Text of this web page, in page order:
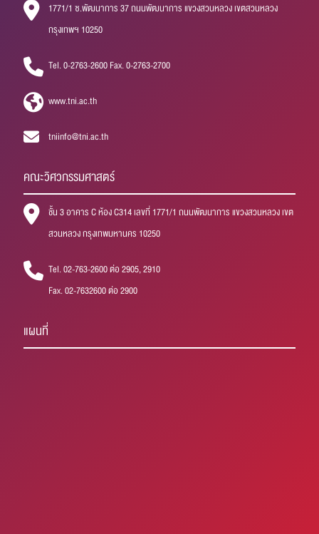
1771/1 ซ.พัฒนาการ 37 ถนนพัฒนาการ แขวงสวนหลวง เขตสวนหลวง
กรุงเทพฯ 10250
Tel. 0-2763-2600 Fax. 0-2763-2700
www.tni.ac.th
tniinfo@tni.ac.th
คณะวิศวกรรมศาสตร์
ชั้น 3 อาคาร C ห้อง C314 เลขที่ 1771/1 ถนนพัฒนาการ แขวงสวนหลวง เขต
สวนหลวง กรุงเทพมหานคร 10250
Tel. 02-763-2600 ต่อ 2905, 2910
Fax. 02-7632600 ต่อ 2900
แผนที่